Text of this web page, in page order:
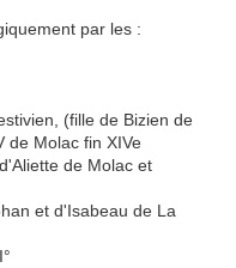
par les :
(fille de Bizien de
de Molac fin XIVe
de Molac et
et d'Isabeau de La